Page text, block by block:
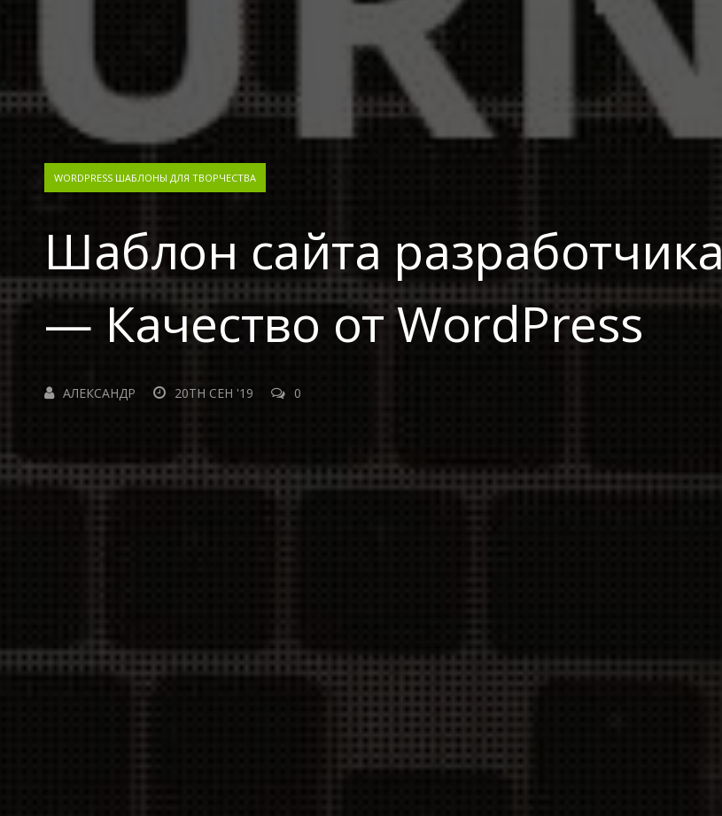
WORDPRESS ШАБЛОНЫ ДЛЯ ТВОРЧЕСТВА
Шаблон сайта разработчика
— Качество от WordPress
АЛЕКСАНДР 20TH СЕН '19 0